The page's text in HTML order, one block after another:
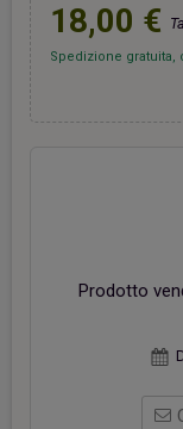
18,00 €
Spedizione gratuita,
Prodotto